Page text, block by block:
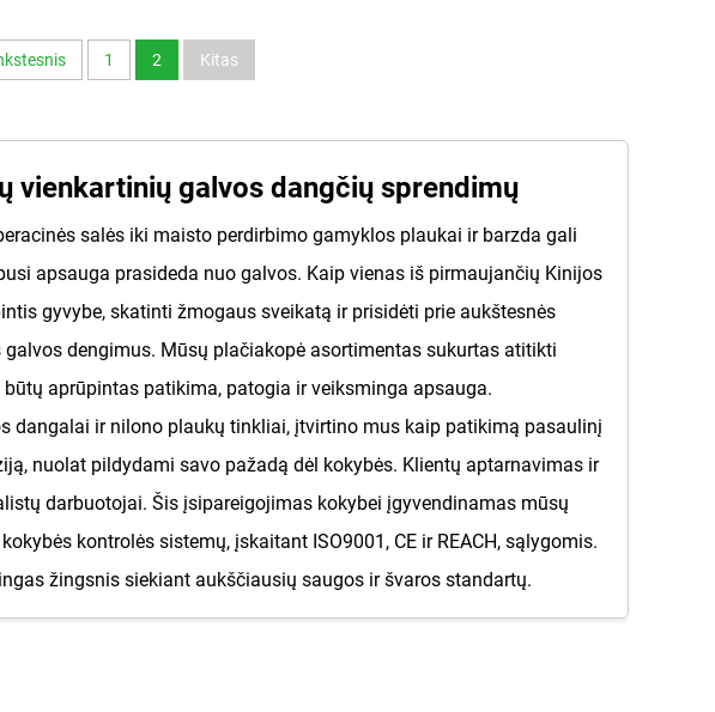
1 2 Kitas
vienkartinių galvos dangčių sprendimų
salės iki maisto perdirbimo gamyklos plaukai ir barzda gali
apsauga prasideda nuo galvos. Kaip vienas iš pirmaujančių Kinijos
gyvybe, skatinti žmogaus sveikatą ir prisidėti prie aukštesnės
dengimus. Mūsų plačiakopė asortimentas sukurtas atitikti
aprūpintas patikima, patogia ir veiksminga apsauga.
dangalai ir nilono plaukų tinkliai, įtvirtino mus kaip patikimą pasaulinį
nuolat pildydami savo pažadą dėl kokybės. Klientų aptarnavimas ir
darbuotojai. Šis įsipareigojimas kokybei įgyvendinamas mūsų
kontrolės sistemų, įskaitant ISO9001, CE ir REACH, sąlygomis.
žingsnis siekiant aukščiausių saugos ir švaros standartų.